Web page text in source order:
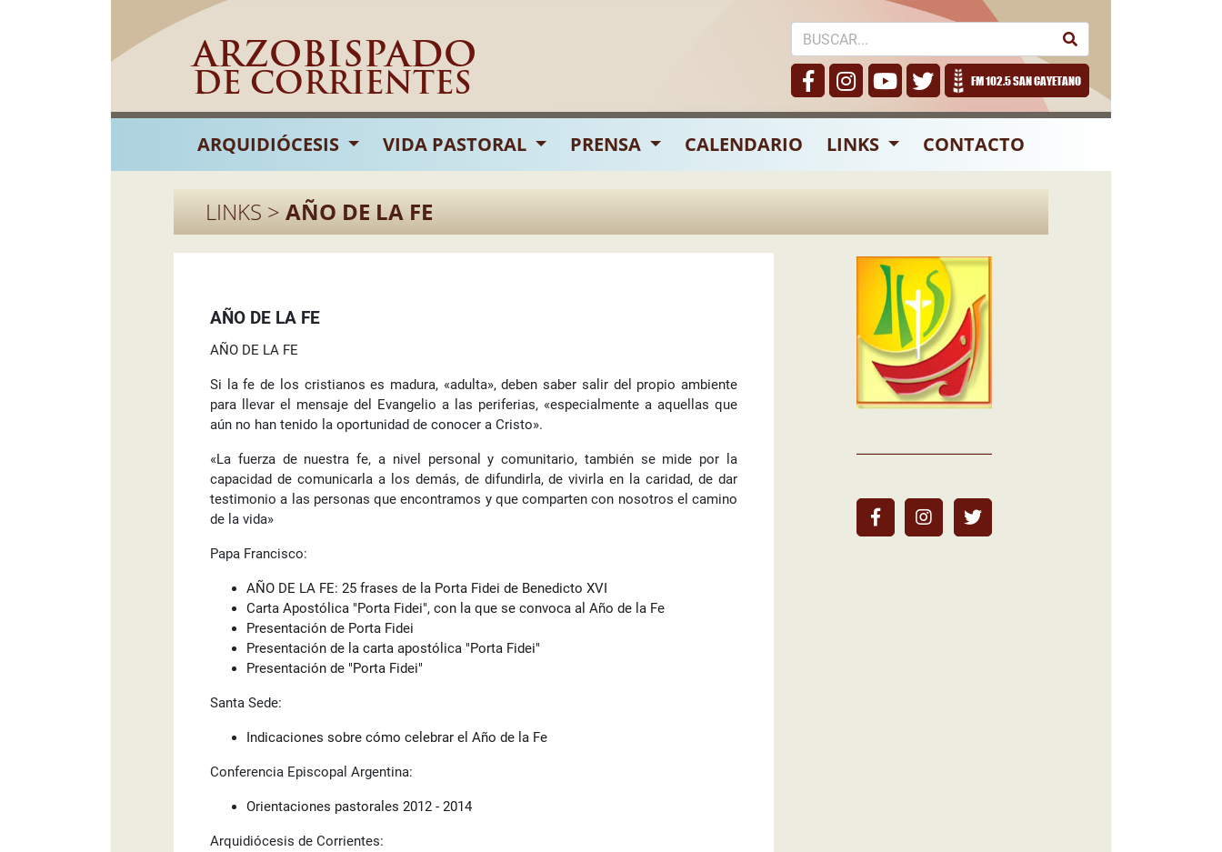
ARZOBISPADO
DE CORRIENTES FM 102.5 SAN CAYETANO
ARQUIDIÓCESIS VIDA PASTORAL PRENSA CALENDARIO LINKS CONTACTO
LINKS > AÑO DE LA FE
AÑO DE LA FE
AÑO DE LA FE
Si la fe de los cristianos es madura, «adulta», deben saber salir del propio ambiente
para llevar el mensaje del Evangelio a las periferias, «especialmente a aquellas que
aún no han tenido la oportunidad de conocer a Cristo».
«La fuerza de nuestra fe, a nivel personal y comunitario, también se mide por la
capacidad de comunicarla a los demás, de difundirla, de vivirla en la caridad, de dar
testimonio a las personas que encontramos y que comparten con nosotros el camino
de la vida»
Papa Francisco:
AÑO DE LA FE: 25 frases de la Porta Fidei de Benedicto XVI
Carta Apostólica "Porta Fidei", con la que se convoca al Año de la Fe
Presentación de Porta Fidei
Presentación de la carta apostólica "Porta Fidei"
Presentación de "Porta Fidei"
Santa Sede:
Indicaciones sobre cómo celebrar el Año de la Fe
Conferencia Episcopal Argentina:
Orientaciones pastorales 2012 - 2014
Arquidiócesis de Corrientes: